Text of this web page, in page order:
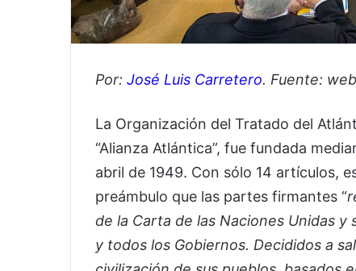
Por: José Luis Carretero. Fuente: web
La Organización del Tratado del
“Alianza Atlántica”, fue fundada
abril de 1949. Con sólo 14 artículos,
preámbulo que las partes firmantes “
de la Carta de las Naciones Unidas
y todos los Gobiernos. Decididos a